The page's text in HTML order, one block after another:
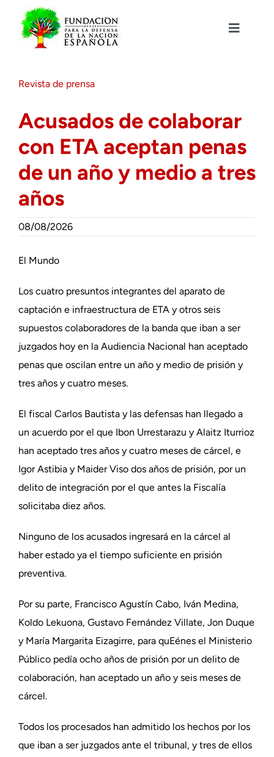
contenido
Toggle
Actualidad
Actividades
Colabora
Revista de prensa
Acusados de colaborar
con ETA aceptan penas
de un año y medio a tres
años
08/08/2026
El Mundo
Los cuatro presuntos integrantes del aparato de
captación e infraestructura de ETA y otros seis
supuestos colaboradores de la banda que iban a ser
juzgados hoy en la Audiencia Nacional han aceptado
penas que oscilan entre un año y medio de prisión y
tres años y cuatro meses.
El fiscal Carlos Bautista y las defensas han llegado a
un acuerdo por el que Ibon Urrestarazu y Alaitz Iturrioz
han aceptado tres años y cuatro meses de cárcel, e
Igor Astibia y Maider Viso dos años de prisión, por un
delito de integración por el que antes la Fiscalía
solicitaba diez años.
Ninguno de los acusados ingresará en la cárcel al
haber estado ya el tiempo suficiente en prisión
preventiva.
Por su parte, Francisco Agustín Cabo, Iván Medina,
Koldo Lekuona, Gustavo Fernández Villate, Jon Duque
y María Margarita Eizagirre, para quEénes el Ministerio
Público pedía ocho años de prisión por un delito de
colaboración, han aceptado un año y seis meses de
cárcel.
Todos los procesados han admitido los hechos por los
que iban a ser juzgados ante el tribunal, y tres de ellos